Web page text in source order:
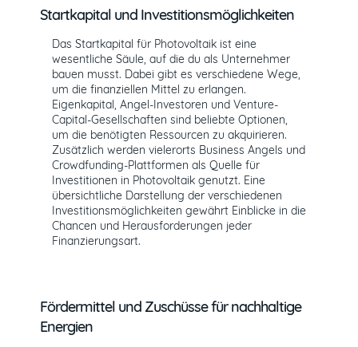
Startkapital und Investitionsmöglichkeiten
Das Startkapital für Photovoltaik ist eine
wesentliche Säule, auf die du als Unternehmer
bauen musst. Dabei gibt es verschiedene Wege,
um die finanziellen Mittel zu erlangen.
Eigenkapital, Angel-Investoren und Venture-
Capital-Gesellschaften sind beliebte Optionen,
um die benötigten Ressourcen zu akquirieren.
Zusätzlich werden vielerorts Business Angels und
Crowdfunding-Plattformen als Quelle für
Investitionen in Photovoltaik genutzt. Eine
übersichtliche Darstellung der verschiedenen
Investitionsmöglichkeiten gewährt Einblicke in die
Chancen und Herausforderungen jeder
Finanzierungsart.
Fördermittel und Zuschüsse für nachhaltige
Energien